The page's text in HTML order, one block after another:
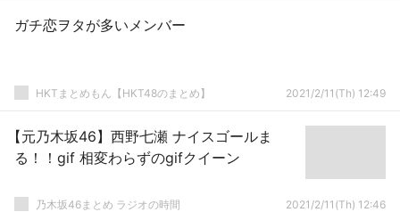
ガチ恋ヲタが多いメンバー
HKTまとめもん【HKT48のまとめ】 2021/2/11(Th) 12:49
【元乃木坂46】西野七瀬 ナイスゴールま
る！！gif 相変わらずのgifクイーン
乃木坂46まとめ ラジオの時間 2021/2/11(Th) 12:46